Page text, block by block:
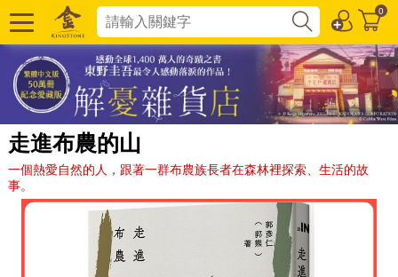
0
走進布農的山
一個熱愛自然的人，跟著一群布農族長者在森林裡探索、生活的故
事。